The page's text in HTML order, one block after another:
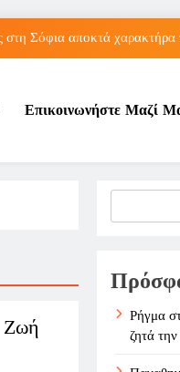
Σόφια αποκτά χαρακτήρα
προκάλεσε ζημιά στο
στη Σόφια αποκτά χαρακτήρα
ενισχύει τον Κοινωνικό
Επικοινωνήστε Μαζί
Ζωή
Ρήγμα
ζητά